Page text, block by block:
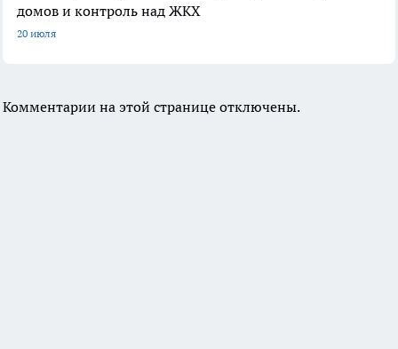
домов и контроль над ЖКХ
20 июля
Комментарии на этой странице отключены.